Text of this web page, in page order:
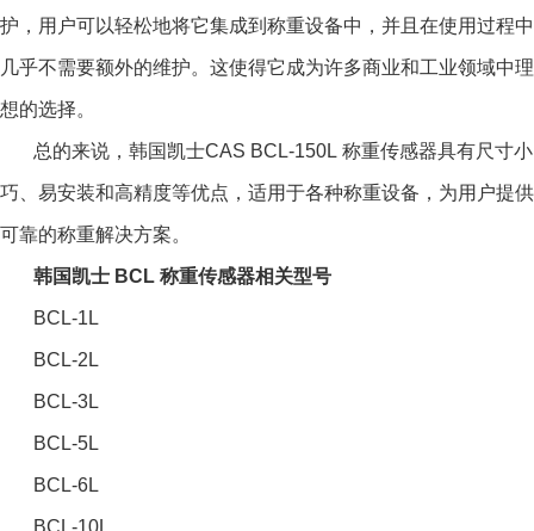
护，用户可以轻松地将它集成到称重设备中，并且在使用过程中
几乎不需要额外的维护。这使得它成为许多商业和工业领域中理
想的选择。
总的来说，韩国凯士CAS BCL-150L 称重传感器具有尺寸小
巧、易安装和高精度等优点，适用于各种称重设备，为用户提供
可靠的称重解决方案。
韩国凯士 BCL 称重传感器相关型号
BCL-1L
BCL-2L
BCL-3L
BCL-5L
BCL-6L
BCL-10L